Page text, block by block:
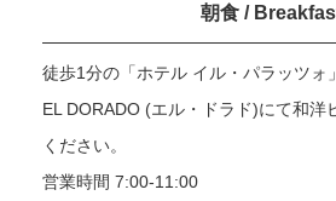
朝食 /
徒歩1分の「ホテル イル・パラッツォ
EL DORADO (エル・ドラド)にて和洋
ください。
営業時間 7:00-11:00